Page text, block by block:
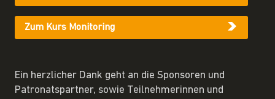
Zum Kurs Monitoring
Ein herzlicher Dank geht an die Sponsoren und
Patronatspartner, sowie Teilnehmerinnen und